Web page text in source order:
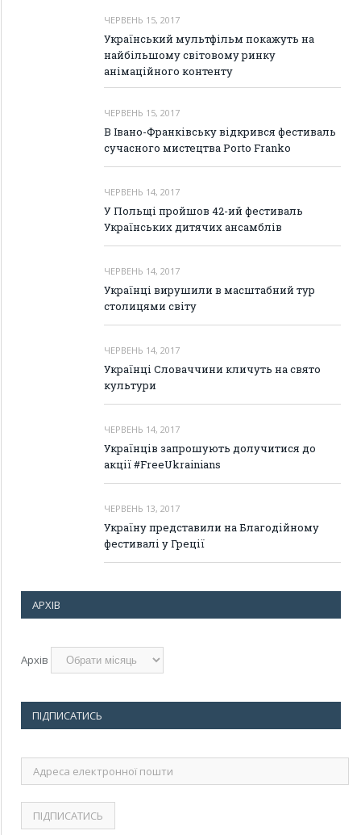
ЧЕРВЕНЬ 15, 2017
Український мультфільм покажуть на
найбільшому світовому ринку
анімаційного контенту
ЧЕРВЕНЬ 15, 2017
В Івано-Франківську відкрився фестиваль
сучасного мистецтва Porto Frankо
ЧЕРВЕНЬ 14, 2017
У Польщі пройшов 42-ий фестиваль
Українських дитячих ансамблів
ЧЕРВЕНЬ 14, 2017
Українці вирушили в масштабний тур
столицями світу
ЧЕРВЕНЬ 14, 2017
Українці Словаччини кличуть на свято
культури
ЧЕРВЕНЬ 14, 2017
Українців запрошують долучитися до
акції #FreeUkrainians
ЧЕРВЕНЬ 13, 2017
Україну представили на Благодійному
фестивалі у Греції
АРХІВ
Архів
ПІДПИСАТИСЬ
Адреса
електронної